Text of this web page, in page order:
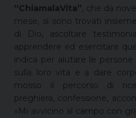
“ChiamalaVita”, che da
mese, si sono trovati
di Dio, ascoltare
apprendere ed esercitare
indica per aiutare le
sulla loro vita e a dare
mosso il percorso di
preghiera, confessione,
«Mi avvicino al campo con